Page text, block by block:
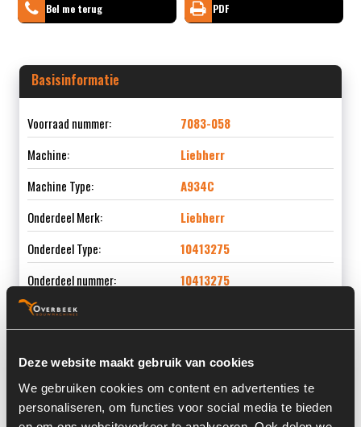
Deze website maakt gebruik van cookies
We gebruiken cookies om content en advertenties te
personaliseren, om functies voor social media te bieden
Bel me terug PDF
Basisinformatie
Voorraad nummer:
7083-058
Machine:
Liebherr
Machine Type:
A934C
Onderdeel Merk:
Liebherr
Onderdeel Type:
10413275
Onderdeel nummer:
10413275
Informatie
Locatie:
4C6G